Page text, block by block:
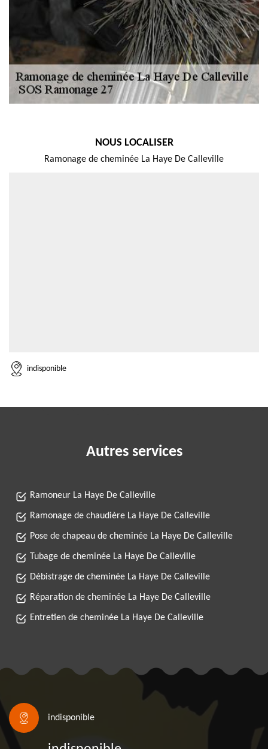
NOUS LOCALISER
Ramonage de cheminée La Haye De Calleville
indisponible
Autres services
Ramoneur La Haye De Calleville
Ramonage de chaudière La Haye De Calleville
Pose de chapeau de cheminée La Haye De Calleville
Tubage de cheminée La Haye De Calleville
Débistrage de cheminée La Haye De Calleville
Réparation de cheminée La Haye De Calleville
Entretien de cheminée La Haye De Calleville
indisponible